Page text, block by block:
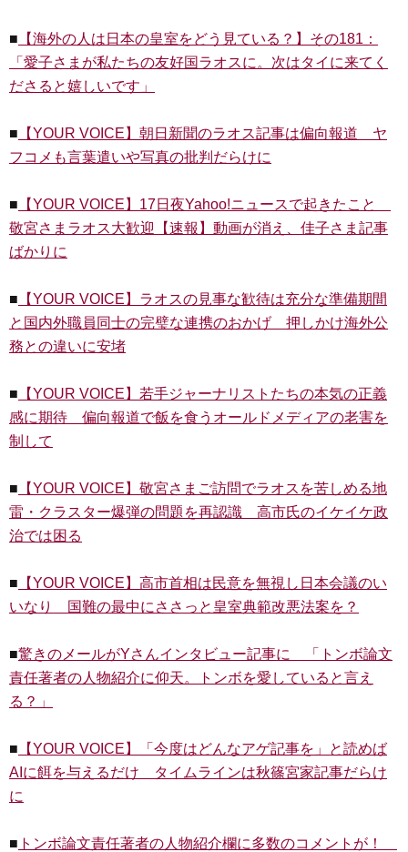
■ 【海外の人は日本の皇室をどう見ている？】その181：
「愛子さまが私たちの友好国ラオスに。次はタイに来てく
ださると嬉しいです」
■ 【YOUR VOICE】朝日新聞のラオス記事は偏向報道 ヤ
フコメも言葉遣いや写真の批判だらけに
■ 【YOUR VOICE】17日夜Yahoo!ニュースで起きたこと
敬宮さまラオス大歓迎【速報】動画が消え、佳子さま記事
ばかりに
■ 【YOUR VOICE】ラオスの見事な歓待は充分な準備期間
と国内外職員同士の完璧な連携のおかげ 押しかけ海外公
務との違いに安堵
■ 【YOUR VOICE】若手ジャーナリストたちの本気の正義
感に期待 偏向報道で飯を食うオールドメディアの老害を
制して
■ 【YOUR VOICE】敬宮さまご訪問でラオスを苦しめる地
雷・クラスター爆弾の問題を再認識 高市氏のイケイケ政
治では困る
■ 【YOUR VOICE】高市首相は民意を無視し日本会議のい
いなり 国難の最中にささっと皇室典範改悪法案を？
■驚きのメールがYさんインタビュー記事に 「トンボ論文
責任著者の人物紹介に仰天。トンボを愛していると言え
る？」
■ 【YOUR VOICE】「今度はどんなアゲ記事を」と読めば
AIに餌を与えるだけ タイムラインは秋篠宮家記事だらけ
に
■ トンボ論文責任著者の人物紹介欄に多数のコメントが！